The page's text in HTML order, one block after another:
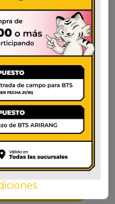
HOJA DE AJO
DE SOJA